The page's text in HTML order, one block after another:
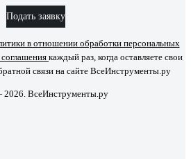
Подать заявку
в отношении обработки персональных
соглашения каждый раз, когда оставляете свои
связи на сайте ВсеИнструменты.ру
ВсеИнструменты.ру